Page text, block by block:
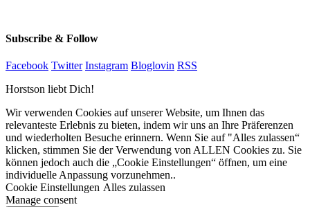
Subscribe & Follow
Facebook Twitter Instagram Bloglovin RSS
Horstson liebt Dich!
Wir verwenden Cookies auf unserer Website, um Ihnen das
relevanteste Erlebnis zu bieten, indem wir uns an Ihre Präferenzen
und wiederholten Besuche erinnern. Wenn Sie auf "Alles zulassen“
klicken, stimmen Sie der Verwendung von ALLEN Cookies zu. Sie
können jedoch auch die „Cookie Einstellungen“ öffnen, um eine
individuelle Anpassung vorzunehmen..
Cookie Einstellungen Alles zulassen
Manage consent